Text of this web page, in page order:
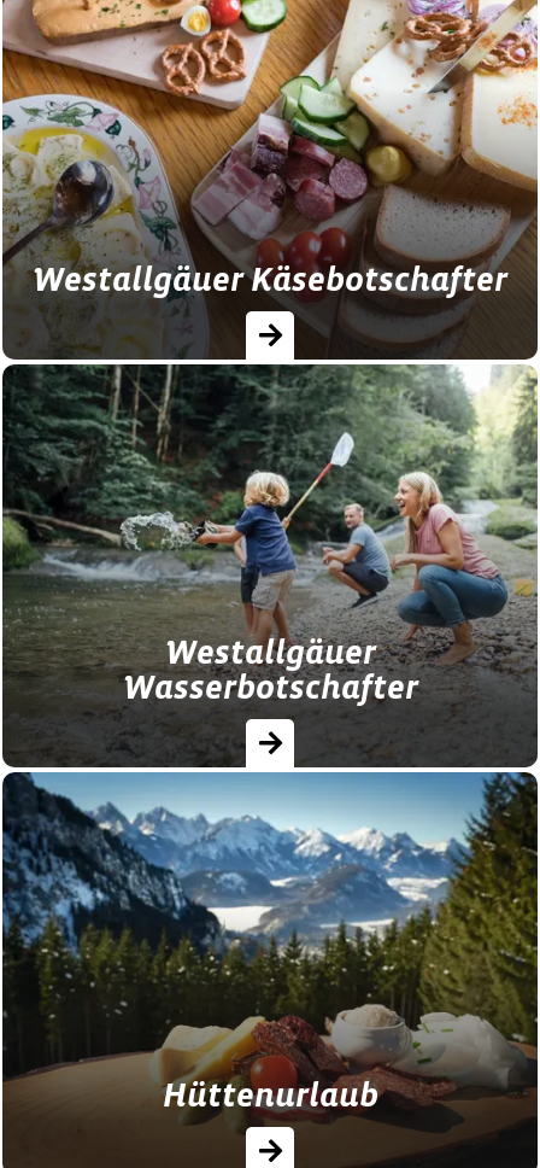
Westallgäuer Käsebotschafter
Allgäuer Käse ♥ Einkaufsmöglichkeiten und
kulinarische Ausflugstipps! Dich erwartet
eine Allgäuer Küche, mal traditionell, mal
modern …
Westallgäuer
Wasserbotschafter
Westallgäuer Wasserwege: ♥ Wandern
entlang imposanter Wasserlandschaften ♥
Mehr als 30 Wanderungen laden zum
Erleben ein
Hüttenurlaub